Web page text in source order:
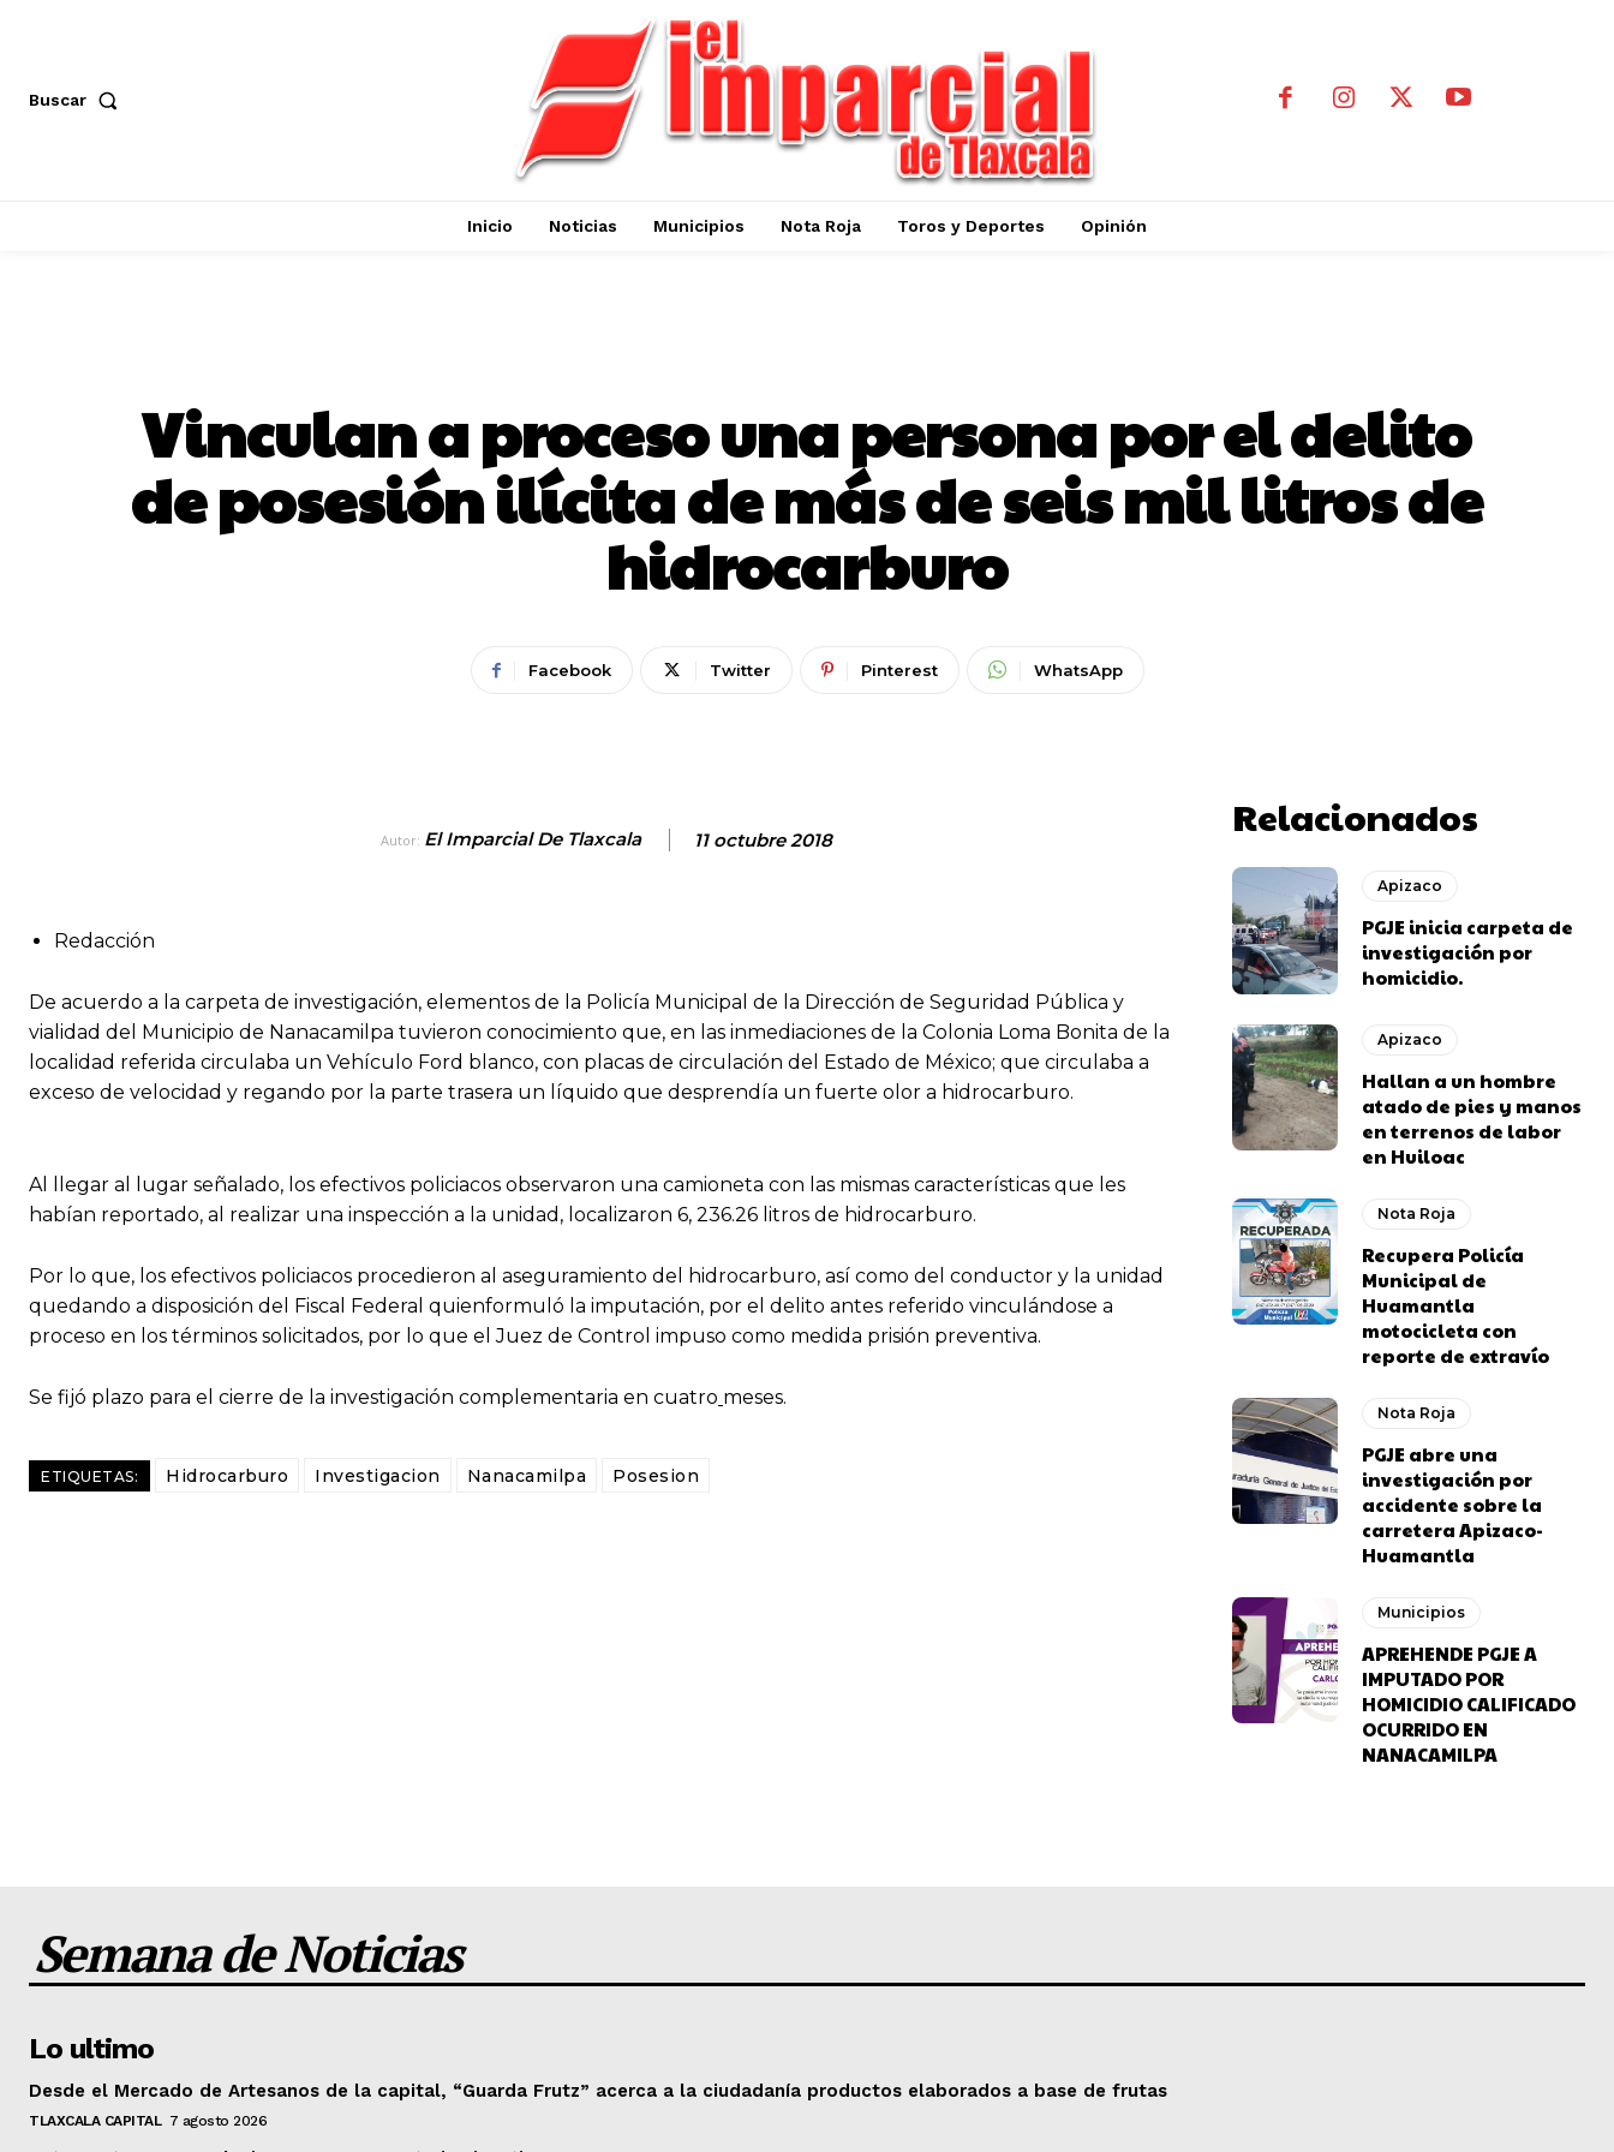
Buscar
Inicio Noticias Municipios Nota Roja Toros y Deportes Opinión
Vinculan a proceso una persona por el delito
de posesión ilícita de más de seis mil litros de
hidrocarburo
Facebook Twitter Pinterest WhatsApp
Autor: El Imparcial De Tlaxcala 11 octubre 2018
Redacción
De acuerdo a la carpeta de investigación, elementos de la Policía Municipal de la Dirección de Seguridad Pública y
vialidad del Municipio de Nanacamilpa tuvieron conocimiento que, en las inmediaciones de la Colonia Loma Bonita de la
localidad referida circulaba un Vehículo Ford blanco, con placas de circulación del Estado de México; que circulaba a
exceso de velocidad y regando por la parte trasera un líquido que desprendía un fuerte olor a hidrocarburo.
Al llegar al lugar señalado, los efectivos policiacos observaron una camioneta con las mismas características que les
habían reportado, al realizar una inspección a la unidad, localizaron 6, 236.26 litros de hidrocarburo.
Por lo que, los efectivos policiacos procedieron al aseguramiento del
hidrocarburo, así como del conductor y la unidad
quedando a disposición del Fiscal Federal quienformuló la imputación, por el delito antes referido vinculándose a
proceso en los términos solicitados, por lo que el Juez de Control impuso como medida prisión preventiva.
Se fijó plazo para el cierre de la investigación complementaria en cuatro meses.
ETIQUETAS: Hidrocarburo Investigacion Nanacamilpa Posesion
Relacionados
Apizaco
PGJE inicia carpeta de
investigación por
homicidio.
Apizaco
Hallan a un hombre
atado de pies y manos
en terrenos de labor
en Huiloac
Nota Roja
Recupera Policía
Municipal de
Huamantla
motocicleta con
reporte de extravío
Nota Roja
PGJE abre una
investigación por
accidente sobre la
carretera Apizaco-
Huamantla
Municipios
APREHENDE PGJE A
IMPUTADO POR
HOMICIDIO CALIFICADO
OCURRIDO EN
NANACAMILPA
Semana de Noticias
Lo ultimo
Desde el Mercado de Artesanos de la capital, “Guarda Frutz” acerca a la ciudadanía productos elaborados a base de frutas
TLAXCALA CAPITAL 7 agosto 2026